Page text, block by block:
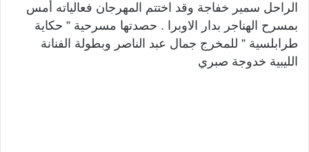
الراحل سمير خفاجة وقد اختتم المهرجان فعالياته أمس
بمسرح الهناجر بدار الاوبرا . حصدتها مسرحية ” حكاية
طرابلسية ” للمخرج جمال عبد الناصر وبطولة الفنانة
الليبية خدوجة صبري